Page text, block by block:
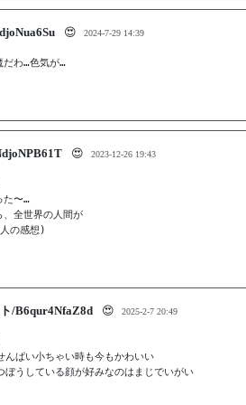
😍 2024-7-29 14:39
だわ…色気が…
😍 2023-12-26 19:43
た〜…
、全世界の人間が
の感想)
/B6qur4NfaZ8d 😍 2025-2-7 20:49
んぱい小ちゃい時も今もかわいい